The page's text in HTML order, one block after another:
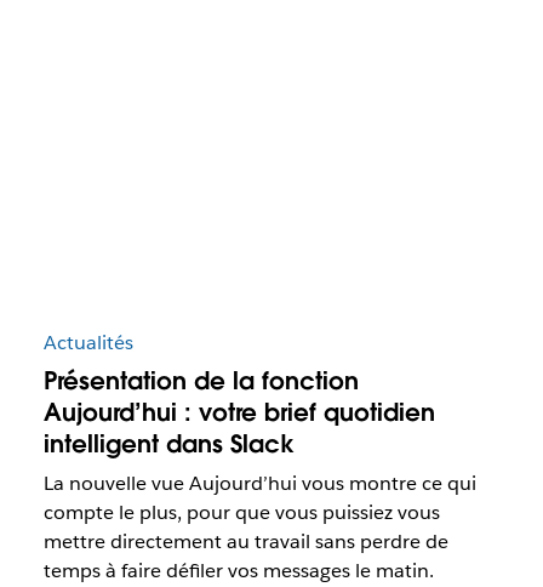
Actualités
Présentation de la fonction
Aujourd’hui : votre brief quotidien
intelligent dans Slack
La nouvelle vue Aujourd’hui vous montre ce qui
compte le plus, pour que vous puissiez vous
mettre directement au travail sans perdre de
temps à faire défiler vos messages le matin.